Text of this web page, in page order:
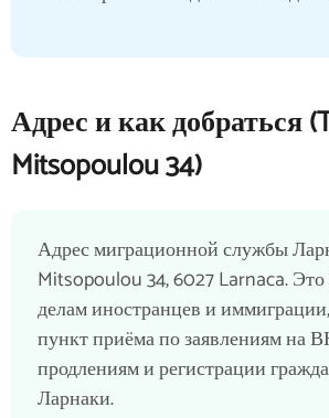
Адрес и как добраться
Mitsopoulou 34)
Адрес миграционной службы
Mitsopoulou 34, 6027 Larnaca.
делам иностранцев и
пункт приёма по заявлениям на
продлениям и регистрации
Ларнаки.